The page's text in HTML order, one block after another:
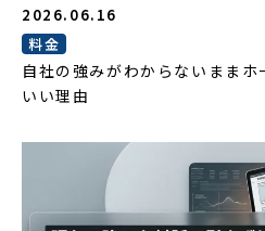
2026.06.16
料金
自社の強みがわからないまま
いい理由